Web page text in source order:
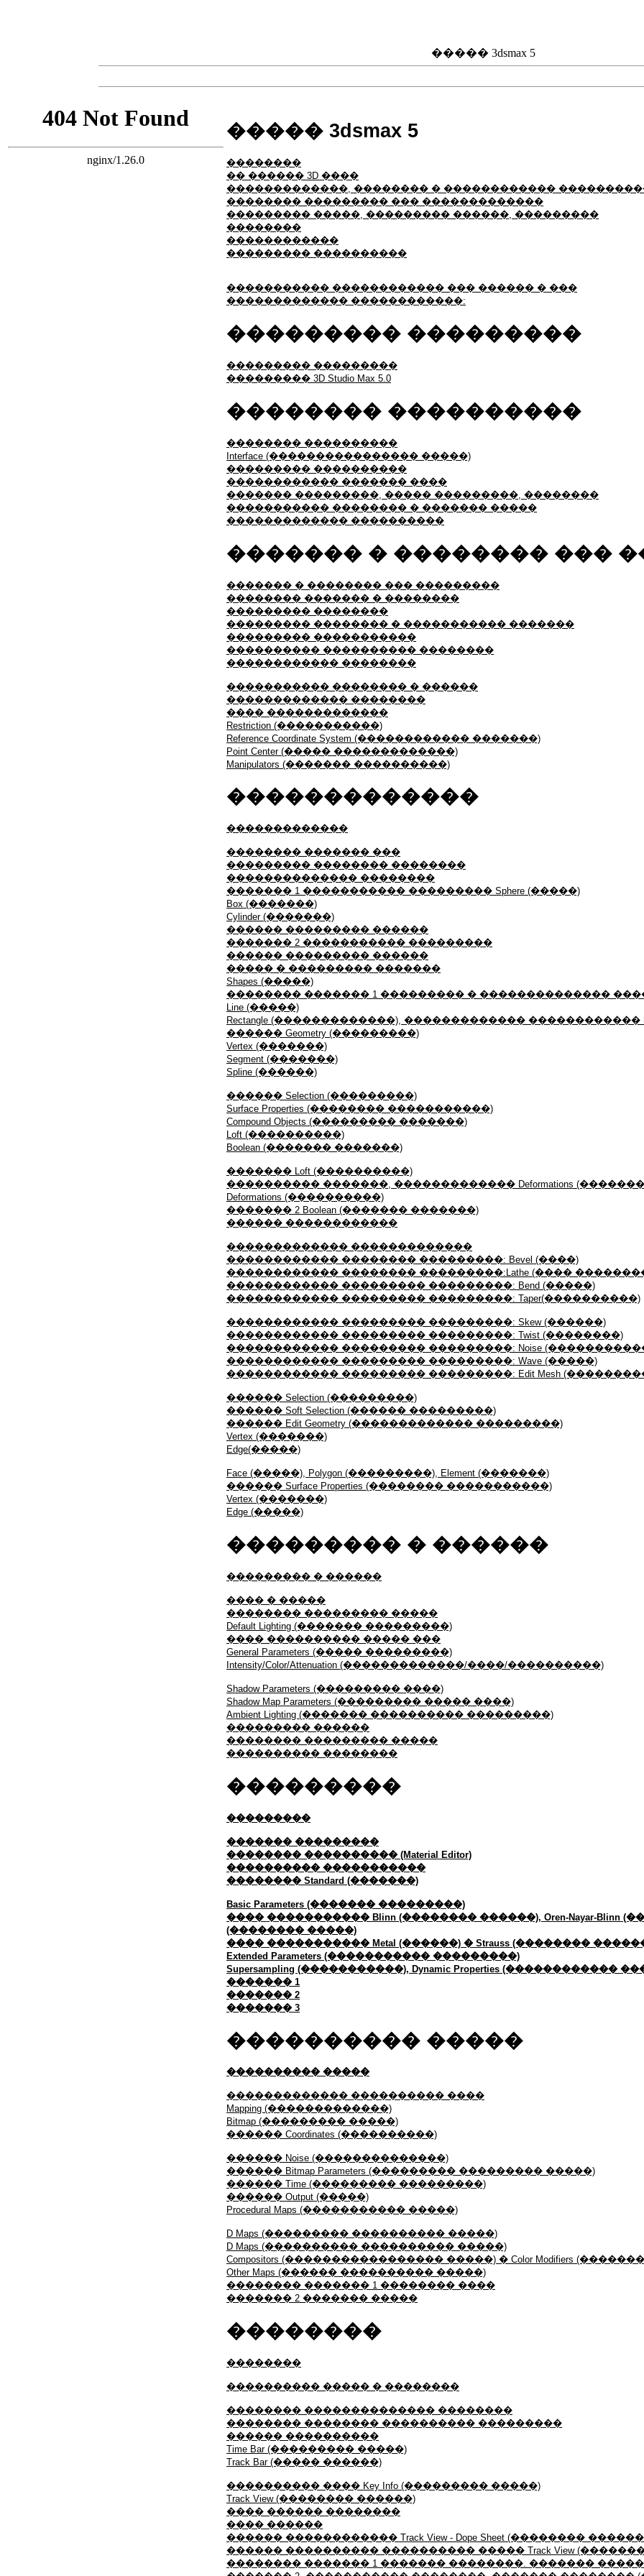
����� 3dsmax 5
����� 3dsmax 5
��������
�� ������ 3D ����
�������������, �������� � ������������
�������� ��������� ��� �������������
��������� �����, ��������� ������, ���������
��������
������������
��������� ����������
����������� ������������ ��� ������ � ���
������������� ������������:
��������� ���������
��������� ���������
��������� 3D Studio Max 5.0
�������� ����������
�������� ����������
Interface (���������������� �����)
��������� ����������
������������ ������� ����
������� ���������, ����� ���������, ��������
����������� �������� � ������� �����
������������� ����������
������� � �������� ���
������� � �������� ��� ���������
�������� ������� � ��������
��������� ��������
��������� �������� � ����������� �������
��������� �����������
���������� ���������� ��������
������������ ��������
����������� �������� � ������
������������� ��������
���� �������������
Restriction (�����������)
Reference Coordinate System (������������ �������)
Point Center (����� �������������)
Manipulators (������� ����������)
�������������
�������������
�������� ������� ���
��������� �������� ��������
�������������� ��������
������� 1 ����������� ��������� Sphere (�����)
Box (�������)
Cylinder (�������)
������ ��������� ������
������� 2 ����������� ���������
������ ��������� ������
����� � ��������� �������
Shapes (�����)
�������� ������� 1 ��������� � ��������������
Line (�����)
Rectangle (�������������), ������������� ������������
������ Geometry (���������)
Vertex (�������)
Segment (�������)
Spline (������)
������ Selection (���������)
Surface Properties (�������� �����������)
Compound Objects (��������� �������)
Loft (����������)
Boolean (������� �������)
������� Loft (����������)
���������� �������, ������������� Deformations
Deformations (����������)
������� 2 Boolean (������� �������)
������ ������������
������������� �������������
������������ �������� ���������: Bevel (����)
������������ �������� ���������:Lathe (����
������������ ��������� ���������: Bend (�����)
������������ ��������� ���������: Taper(����������)
������������ ��������� ���������: Skew (������)
������������ ��������� ���������: Twist (��������)
������������ ��������� ���������: Noise
������������ ��������� ���������: Wave (�����)
������������ ��������� ���������: Edit Mesh
������ Selection (���������)
������ Soft Selection (������ ���������)
������ Edit Geometry (������������� ���������)
Vertex (�������)
Edge(�����)
Face (�����), Polygon (���������), Element (�������)
������ Surface Properties (�������� �����������)
Vertex (�������)
Edge (�����)
��������� � ������
��������� � ������
���� � �����
�������� ��������� �����
Default Lighting (������� ���������)
���� ���������� ����� ���
General Parameters (����� ���������)
Intensity/Color/Attenuation (�������������/����/����������)
Shadow Parameters (��������� ����)
Shadow Map Parameters (��������� ����� ����)
Ambient Lighting (������� ���������� ���������)
��������� ������
�������� ��������� �����
���������� ��������
���������
���������
������� ���������
�������� ���������� (Material Editor)
���������� �����������
�������� Standard (�������)
Basic Parameters (������� ���������)
���� ����������� Blinn (�������� ������), Oren-Nayar-Blinn
(�������� �����)
���� ����������� Metal (������) � Strauss (��������
Extended Parameters (����������� ���������)
Supersampling (�����������), Dynamic Properties (������������
������� 1
������� 2
������� 3
���������� �����
���������� �����
������������� ���������� ����
Mapping (�������������)
Bitmap (��������� �����)
������ Coordinates (����������)
������ Noise (��������������)
������ Bitmap Parameters (��������� ��������� �����)
������ Time (��������� ���������)
������ Output (�����)
Procedural Maps (����������� �����)
D Maps (��������� ���������� �����)
D Maps (���������� ���������� �����)
Compositors (����������������� �����) � Color Modifiers
Other Maps (������ ���������� �����)
�������� ������� 1 �������� ����
������� 2 ������� �����
��������
��������
���������� ����� � ��������
�������� �������������� ��������
�������� �������� ���������� ���������
������ ����������
Time Bar (��������� �����)
Track Bar (����� ������)
���������� ���� Key Info (��������� �����)
Track View (�������� ������)
���� ������ ��������
���� ������
������ ������������ Track View - Dope Sheet (��������
������ ���������� ���������� ����� Track View
�������� ������� 1 ������� ��������. �������